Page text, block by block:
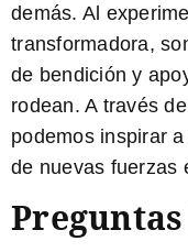
demás. Al
transformadora,
de bendición y
rodean. A través
podemos inspirar
de nuevas fuerzas